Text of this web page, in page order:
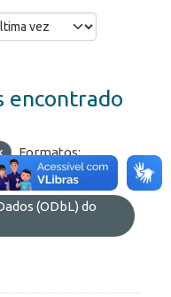
encontrado
Formatos:
(ODbL) do